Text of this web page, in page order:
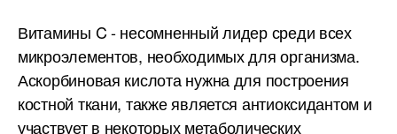
Витамины C - несомненный лидер среди всех
микроэлементов, необходимых для организма.
Аскорбиновая кислота нужна для построения
костной ткани, также является антиоксидантом и
участвует в некоторых метаболических